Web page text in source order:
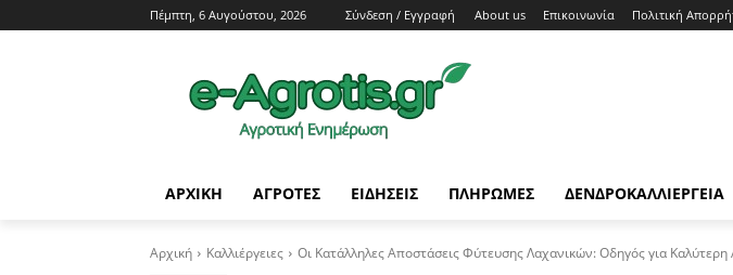
Πέμπτη, 6 Αυγούστου, 2026 Σύνδεση / Εγγραφή About us Επικοινωνία Πολιτική
ΑΡΧΙΚΗ AΓΡΟΤΕΣ ΕΙΔΗΣΕΙΣ ΠΛΗΡΩΜΕΣ ΔΕΝΔΡΟΚΑΛΛΙΕΡΓΕΙΑ
Αρχική Καλλιέργειες Οι Κατάλληλες Αποστάσεις Φύτευσης Λαχανικών: Οδηγός για